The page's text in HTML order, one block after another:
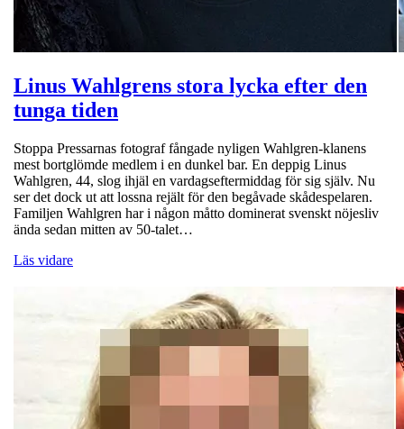
Linus Wahlgrens stora lycka efter den
tunga tiden
Stoppa Pressarnas fotograf fångade nyligen Wahlgren-klanens
mest bortglömde medlem i en dunkel bar. En deppig Linus
Wahlgren, 44, slog ihjäl en vardagseftermiddag för sig själv. Nu
ser det dock ut att lossna rejält för den begåvade skådespelaren.
Familjen Wahlgren har i någon måtto dominerat svenskt nöjesliv
ända sedan mitten av 50-talet…
Läs vidare